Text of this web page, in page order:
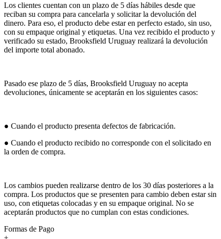
Los clientes cuentan con un plazo de 5 días hábiles desde que
reciban su compra para cancelarla y solicitar la devolución del
dinero. Para eso, el producto debe estar en perfecto estado, sin uso,
con su empaque original y etiquetas. Una vez recibido el producto y
verificado su estado, Brooksfield Uruguay realizará la devolución
del importe total abonado.
Pasado ese plazo de 5 días, Brooksfield Uruguay no acepta
devoluciones, únicamente se aceptarán en los siguientes casos:
● Cuando el producto presenta defectos de fabricación.
● Cuando el producto recibido no corresponde con el solicitado en
la orden de compra.
Los cambios pueden realizarse dentro de los 30 días posteriores a la
compra. Los productos que se presenten para cambio deben estar sin
uso, con etiquetas colocadas y en su empaque original. No se
aceptarán productos que no cumplan con estas condiciones.
Formas de Pago